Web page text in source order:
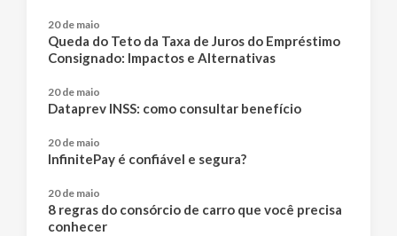
20 de maio
Queda do Teto da Taxa de Juros do Empréstimo
Consignado: Impactos e Alternativas
20 de maio
Dataprev INSS: como consultar benefício
20 de maio
InfinitePay é confiável e segura?
20 de maio
8 regras do consórcio de carro que você precisa
conhecer